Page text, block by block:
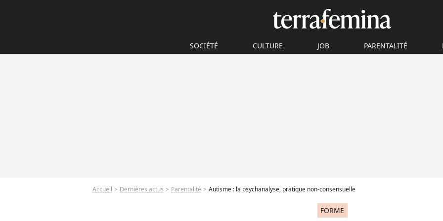
SOCIÉTÉ CULTURE JOB PARENTALITÉ
Accueil Dernières actus Parentalité Autisme : la psychanalyse, pratique non-consensuelle
FORME